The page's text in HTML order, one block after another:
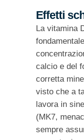
Effetti
La vitamina
calcio e del
corretta
visto che a
lavora in
(MK7,
sempre